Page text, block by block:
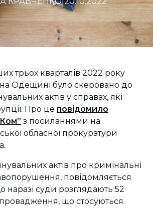
трьох кварталів 2022 року
Одещині було скеровано до
актів у справах, які
Про це повідомило
з посиланнями на
обласної прокуратури
актів про кримінальні
повідомляється
наразі суди розглядають 52
що стосуються